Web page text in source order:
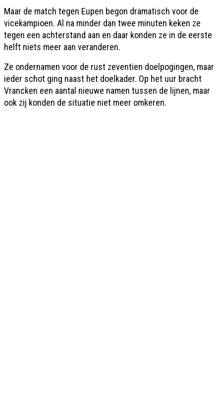
Maar de match tegen Eupen begon dramatisch voor de
vicekampioen. Al na minder dan twee minuten keken ze
tegen een achterstand aan en daar konden ze in de eerste
helft niets meer aan veranderen.
Ze ondernamen voor de rust zeventien doelpogingen, maar
ieder schot ging naast het doelkader. Op het uur bracht
Vrancken een aantal nieuwe namen tussen de lijnen, maar
ook zij konden de situatie niet meer omkeren.